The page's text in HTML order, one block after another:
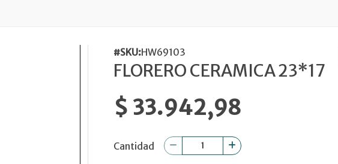
#SKU:HW69103
FLORERO CERAMICA 23*17
$ 33.942,98
Cantidad